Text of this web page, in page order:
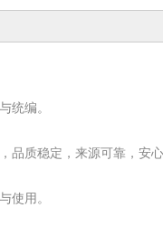
统编。
品质稳定，来源可靠，安
使用。